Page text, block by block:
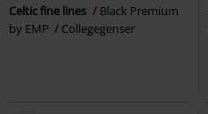
Celtic fine lines
Black Premium
by EMP
Collegegenser